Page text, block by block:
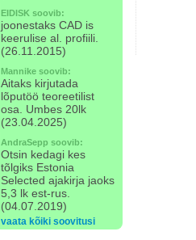
EIDISK soovib:
joonestaks CAD is
keerulise al. profiili.
(26.11.2015)
Mannike soovib:
Aitaks kirjutada
lõputöö teoreetilist
osa. Umbes 20lk
(23.04.2025)
AndraSepp soovib:
Otsin kedagi kes
tõlgiks Estonia
Selected ajakirja jaoks
5,3 lk est-rus.
(04.07.2019)
vaata kõiki soovitusi